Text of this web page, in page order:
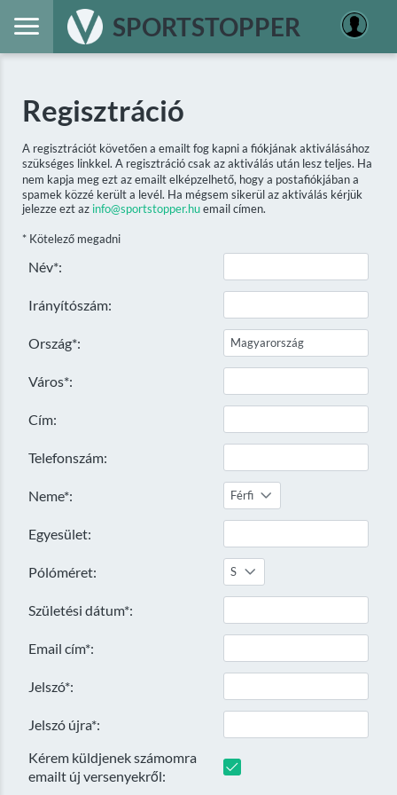
SPORTSTOPPER
Regisztráció
A regisztrációt követően a emailt fog kapni a fiókjának aktiválásához
szükséges linkkel. A regisztráció csak az aktiválás után lesz teljes. Ha
nem kapja meg ezt az emailt elképzelhető, hogy a postafiókjában a
spamek közzé került a levél. Ha mégsem sikerül az aktiválás kérjük
jelezze ezt az info@sportstopper.huemail címen.
* Kötelező megadni
Név*:
Irányítószám:
Ország*:
Város*:
Cím:
Telefonszám:
Neme*: Férfi
Egyesület:
Pólóméret: S
Születési dátum*:
Email cím*:
Jelszó*:
Jelszó újra*:
Kérem küldjenek számomra
emailt új versenyekről: